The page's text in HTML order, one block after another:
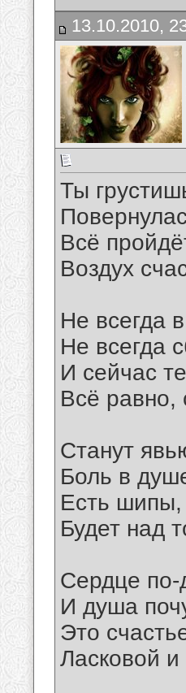
13.10.2010,
Ты
Всё
Воздух
Не всегда
Не всегда
И сейчас
Всё равно,
Станут
Боль в
Есть
Будет над
Сердце по-
И душа
Это
Ласковой